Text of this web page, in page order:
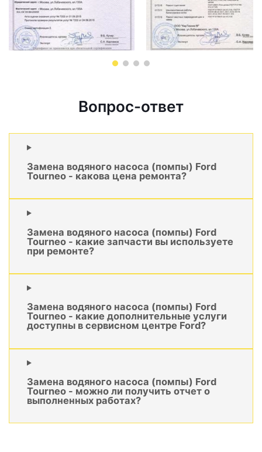
Вопрос-ответ
Замена водяного насоса (помпы) Ford
Tourneo - какова цена ремонта?
Замена водяного насоса (помпы) Ford
Tourneo - какие запчасти вы используете
при ремонте?
Замена водяного насоса (помпы) Ford
Tourneo - какие дополнительные услуги
доступны в сервисном центре Ford?
Замена водяного насоса (помпы) Ford
Tourneo - можно ли получить отчет о
выполненных работах?